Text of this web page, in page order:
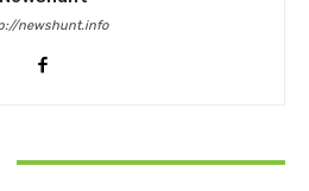
newshunt.info